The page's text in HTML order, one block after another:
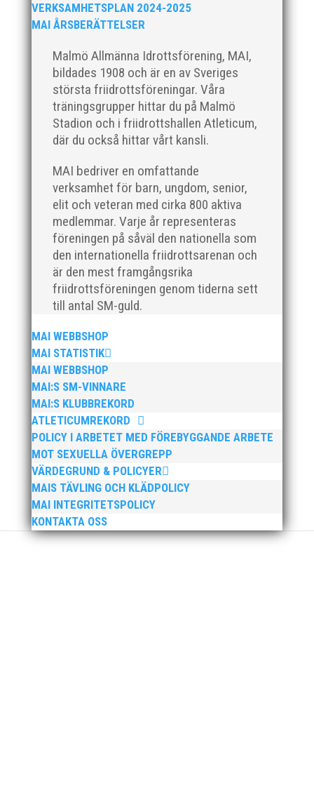
VERKSAMHETSPLAN 2024-2025
MAI ÅRSBERÄTTELSER
Malmö Allmänna Idrottsförening, MAI,
bildades 1908 och är en av Sveriges
största friidrottsföreningar. Våra
träningsgrupper hittar du på Malmö
Stadion och i friidrottshallen Atleticum,
där du också hittar vårt kansli.
MAI bedriver en omfattande
verksamhet för barn, ungdom, senior,
elit och veteran med cirka 800 aktiva
medlemmar. Varje år representeras
föreningen på såväl den nationella som
den internationella friidrottsarenan och
är den mest framgångsrika
friidrottsföreningen genom tiderna sett
till antal SM-guld.
MAI WEBBSHOP
MAI STATISTIK
MAI WEBBSHOP
MAI:S SM-VINNARE
MAI:S KLUBBREKORD
ATLETICUMREKORD
POLICY I ARBETET MED FÖREBYGGANDE ARBETE
MOT SEXUELLA ÖVERGREPP
VÄRDEGRUND & POLICYER
MAIS TÄVLING OCH KLÄDPOLICY
MAI INTEGRITETSPOLICY
KONTAKTA OSS
Som traditionen bjuder så var vi ett helt gäng löpare
från MAI RUNNERS som sprang det mysiga
Sylvesterloppet på självaste nyårsafton. Formen är
respektive 5,4 kilometer), med tidtagning på de fem
främsta i varje...
Klubbchef – Malmö Allmänna Idrottsförening (MAI)
Vill du vara med och skapa glädje, gemenskap och
friidrottsföreningar? Malmö Allmänna Idrottsförening
– MAI – söker en engagerad, strategisk,
relationsbyggande och affärsinriktad...
För mig har Lasse betytt oerhört mycket på flera